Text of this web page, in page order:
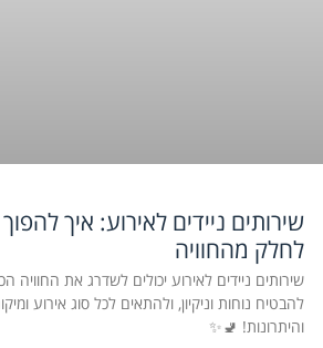
שירותים ניידים לאירוע: איך
לחלק מהחוויה
שירותים ניידים לאירוע יכולים לשדרג את החוויה
להבטיח נוחות וניקיון, ולהתאים לכל סוג אירוע
והיתרונות! 🚽✨